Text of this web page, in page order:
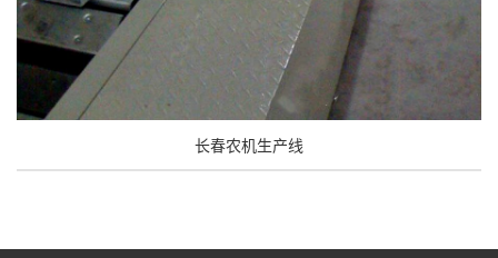
长春农机生产线